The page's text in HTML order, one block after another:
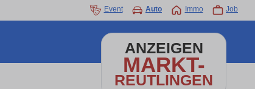
Event Auto Immo Job
ANZEIGEN
MARKT-
REUTLINGEN